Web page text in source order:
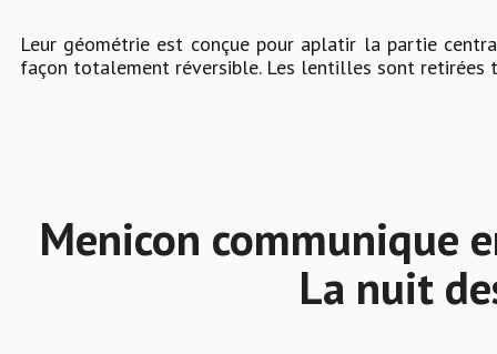
Leur géométrie est conçue pour aplatir la partie
façon totalement réversible. Les lentilles sont retirées
Menicon communique
La nuit